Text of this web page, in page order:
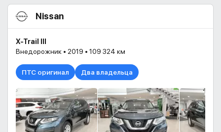
Nissan
X-Trail III
Внедорожник • 2019 • 109 324 км
ПТС оригинал Два владельца